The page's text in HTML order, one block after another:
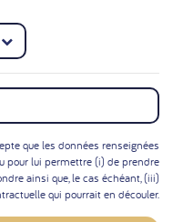
que les données renseignées
pour lui permettre (i) de prendre
ainsi que, le cas échéant, (iii)
qui pourrait en découler.